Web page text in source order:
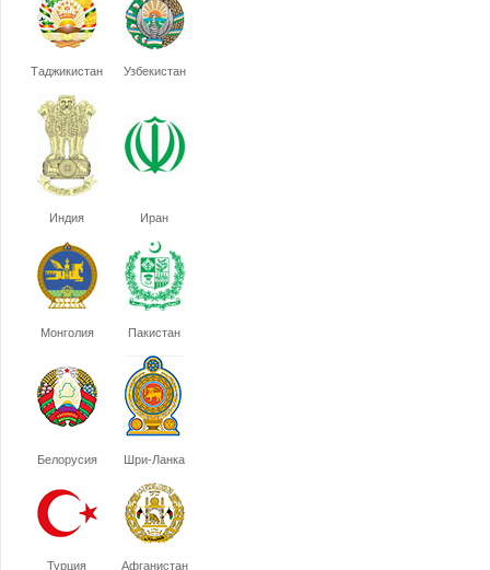
Таджикистан Узбекистан
Индия Иран
Монголия Пакистан
Белорусия Шри-Ланка
Турция Афганистан